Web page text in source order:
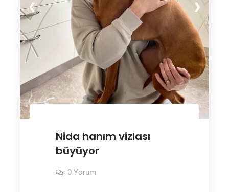
❮ ❯
Nida hanım vizlası
büyüyor
0 Yorum